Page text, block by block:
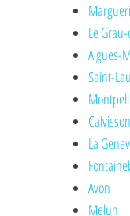
Le
Aigues-
Saint-
Calvisson
La
Avon
Melun